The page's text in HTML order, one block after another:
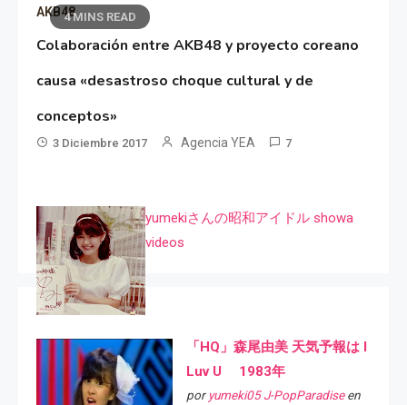
4 MINS READ
AKB48
Colaboración entre AKB48 y proyecto coreano
causa «desastroso choque cultural y de
conceptos»
3 Diciembre 2017 Agencia YEA 7
yumekiさんの昭和アイドル showa
videos
「HQ」森尾由美 天気予報は I
Luv U 1983年
por yumeki05 J-PopParadiseen